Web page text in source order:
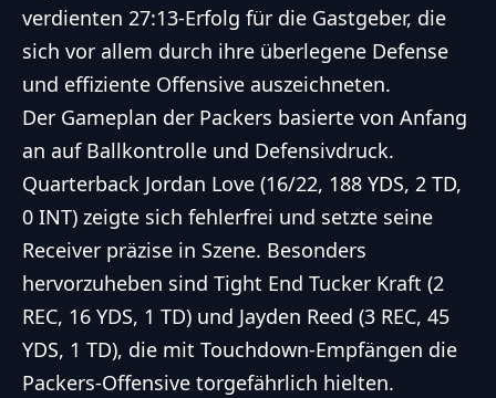
verdienten 27:13-Erfolg für die Gastgeber, die
sich vor allem durch ihre überlegene Defense
und effiziente Offensive auszeichneten.
Der Gameplan der Packers basierte von Anfang
an auf Ballkontrolle und Defensivdruck.
Quarterback Jordan Love (16/22, 188 YDS, 2 TD,
0 INT) zeigte sich fehlerfrei und setzte seine
Receiver präzise in Szene. Besonders
hervorzuheben sind Tight End Tucker Kraft (2
REC, 16 YDS, 1 TD) und Jayden Reed (3 REC, 45
YDS, 1 TD), die mit Touchdown-Empfängen die
Packers-Offensive torgefährlich hielten.